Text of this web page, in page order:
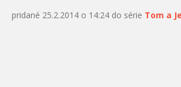
pridané 25.2.2014 o 14:24 do série Tom a